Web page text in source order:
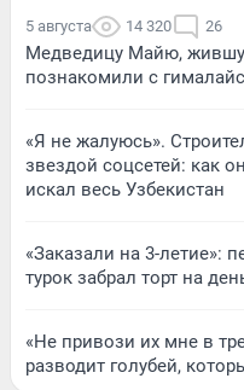
5 августа 14 320 26
Медведицу Майю,
познакомили с
«Я не жалуюсь».
звездой соцсетей: как
искал весь Узбекистан
«Заказали на 3-летие»:
турок забрал торт на
«Не привози их мне в
разводит голубей,